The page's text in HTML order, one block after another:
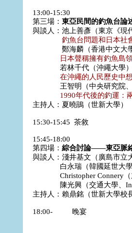
13:00-15:30
第三場： 東亞民間的釣魚台論
與談人：池上善彥（東京《現
釣魚台問題和日本社
鄭海麟（香港中文大
日本聲稱擁有釣魚島
若林千代（沖繩大學
在沖繩的人民歷史中
王智明（中央研究院、
1990年代後的釣運：
主持人：夏曉鵑（世新大學）
15:30-15:45 茶敘
15:45-18:00
第四場： 綜合討論——東亞脈
與談人：淺井基文（廣島市立
白永瑞（韓國延世大學
Christopher Connery（加
陳光興（交通大學、
主持人：賴鼎銘（世新大學校
18:00- 晚宴